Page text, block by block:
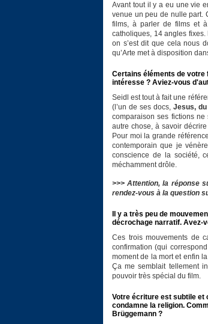
Avant tout il y a eu une vie
venue un peu de nulle part.
films, à parler de films et
catholiques, 14 angles
on s’est dit que cela nous
qu’Arte met à disposition
Certains éléments de votre
intéresse ? Aviez-vous
Seidl est tout à fait une
(l’un de ses docs,Jesus,
comparaison ses fictions
autre chose, à savoir
Pour moi la grande
contemporain que je
conscience de la société,
méchamment drôle.
>>> Attention, la réponse
rendez-vous à la question
Il y a très peu de
décrochage narratif. Avez-
Ces trois mouvements de
confirmation (qui
moment de la mort et enfin
Ça me semblait tellement
pouvoir très spécial du film.
Votre écriture est subtile et
condamne la religion.
Brüggemann ?